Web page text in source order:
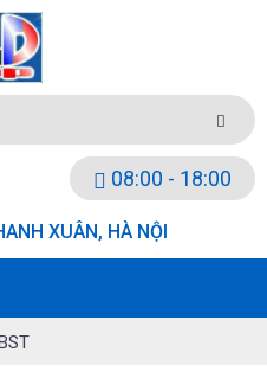
08:00 - 18:00
XUÂN, HÀ NỘI